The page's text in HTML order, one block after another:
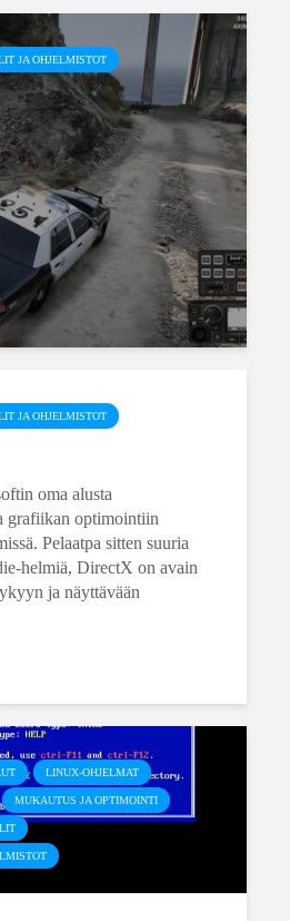
JA OHJELMISTOT
JA OHJELMISTOT
oma alusta
grafiikan optimointiin
Pelaatpa sitten suuria
helmiä, DirectX on avain
ja näyttävään
LINUX-OHJELMAT
MUKAUTUS JA OPTIMOINTI